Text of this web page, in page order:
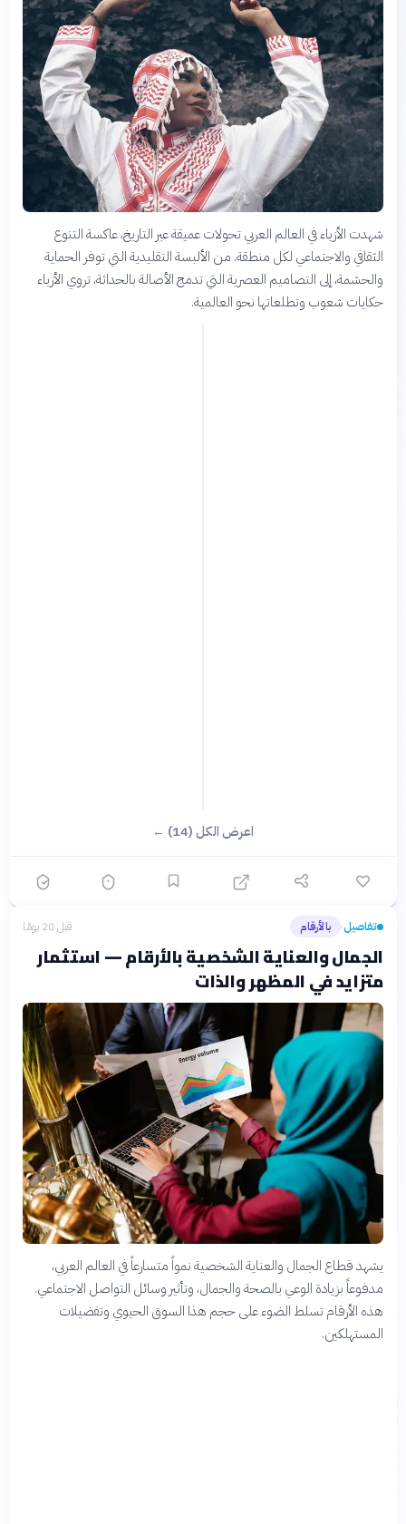
شهدت الأزياء في العالم العربي تحولات عميقة عبر التاريخ، عاكسة التنوع
الثقافي والاجتماعي لكل منطقة. من الألبسة التقليدية التي توفر الحماية
والحشمة، إلى التصاميم العصرية التي تدمج الأصالة بالحداثة، تروي الأزياء
حكايات شعوب وتطلعاتها نحو العالمية.
اعرض الكل (14) ←
تفاصيل› بالأرقام قبل 20 يومًا
الجمال والعناية الشخصية بالأرقام — استثمار
متزايد في المظهر والذات
يشهد قطاع الجمال والعناية الشخصية نمواً متسارعاً في العالم العربي،
مدفوعاً بزيادة الوعي بالصحة والجمال، وتأثير وسائل التواصل الاجتماعي.
هذه الأرقام تسلط الضوء على حجم هذا السوق الحيوي وتفضيلات
المستهلكين.